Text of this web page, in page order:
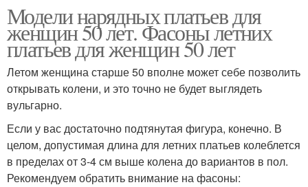
Модели нарядных платьев для
женщин 50 лет. Фасоны летних
платьев для женщин 50 лет
Летом женщина старше 50 вполне может себе позволить
открывать колени, и это точно не будет выглядеть
вульгарно.
Если у вас достаточно подтянутая фигура, конечно. В
целом, допустимая длина для летних платьев колеблется
в пределах от 3-4 см выше колена до вариантов в пол.
Рекомендуем обратить внимание на фасоны: